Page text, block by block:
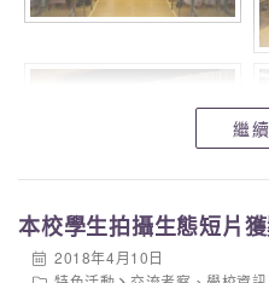
繼
本校學生拍攝生態短片
2018年4月10日